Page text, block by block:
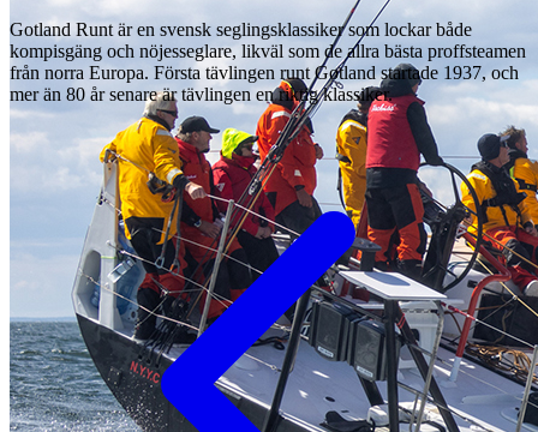
Gotland Runt är en svensk seglingsklassiker som lockar både
kompisgäng och nöjesseglare, likväl som de allra bästa proffsteamen
från norra Europa. Första tävlingen runt Gotland startade 1937, och
mer än 80 år senare är tävlingen en riktig klassiker.